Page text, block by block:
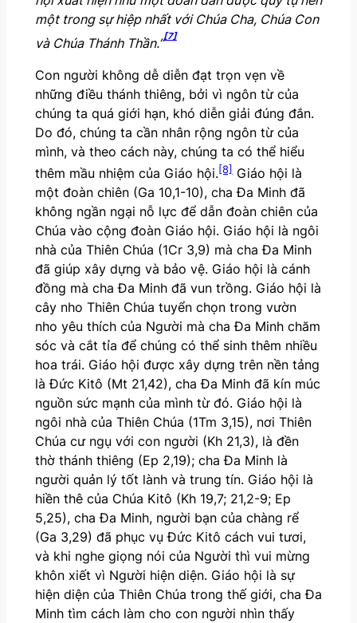
một trong sự hiệp nhất với Chúa Cha, Chúa Con
và Chúa Thánh Thần.”[7]
Con người không dễ diễn đạt trọn vẹn về
những điều thánh thiêng, bởi vì ngôn từ của
chúng ta quá giới hạn, khó diễn giải đúng đắn.
Do đó, chúng ta cần nhân rộng ngôn từ của
mình, và theo cách này, chúng ta có thể hiểu
thêm mầu nhiệm của Giáo hội.[8]Giáo hội là
một đoàn chiên (Ga 10,1-10), cha Đa Minh đã
không ngần ngại nỗ lực để dẫn đoàn chiên của
Chúa vào cộng đoàn Giáo hội. Giáo hội là ngôi
nhà của Thiên Chúa (1Cr 3,9) mà cha Đa Minh
đã giúp xây dựng và bảo vệ. Giáo hội là cánh
đồng mà cha Đa Minh đã vun trồng. Giáo hội là
cây nho Thiên Chúa tuyển chọn trong vườn
nho yêu thích của Người mà cha Đa Minh chăm
sóc và cắt tỉa để chúng có thể sinh thêm nhiều
hoa trái. Giáo hội được xây dựng trên nền tảng
là Đức Kitô (Mt 21,42), cha Đa Minh đã kín múc
nguồn sức mạnh của mình từ đó. Giáo hội là
ngôi nhà của Thiên Chúa (1Tm 3,15), nơi Thiên
Chúa cư ngụ với con người (Kh 21,3), là đền
thờ thánh thiêng (Ep 2,19); cha Đa Minh là
người quản lý tốt lành và trung tín. Giáo hội là
hiền thê của Chúa Kitô (Kh 19,7; 21,2-9; Ep
5,25), cha Đa Minh, người bạn của chàng rể
(Ga 3,29) đã phục vụ Đức Kitô cách vui tươi,
và khi nghe giọng nói của Người thì vui mừng
khôn xiết vì Người hiện diện. Giáo hội là sự
hiện diện của Thiên Chúa trong thế giới, cha Đa
Minh tìm cách làm cho con người nhìn thấy